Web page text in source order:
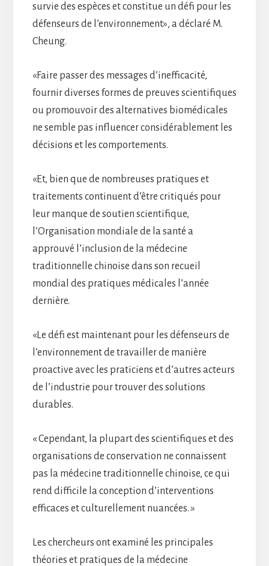
survie des espèces et constitue un défi pour les
défenseurs de l’environnement», a déclaré M.
Cheung.
«Faire passer des messages d’inefficacité,
fournir diverses formes de preuves scientifiques
ou promouvoir des alternatives biomédicales
ne semble pas influencer considérablement les
décisions et les comportements.
«Et, bien que de nombreuses pratiques et
traitements continuent d’être critiqués pour
leur manque de soutien scientifique,
l’Organisation mondiale de la santé a
approuvé l’inclusion de la médecine
traditionnelle chinoise dans son recueil
mondial des pratiques médicales l’année
dernière.
«Le défi est maintenant pour les défenseurs de
l’environnement de travailler de manière
proactive avec les praticiens et d’autres acteurs
de l’industrie pour trouver des solutions
durables.
« Cependant, la plupart des scientifiques et des
organisations de conservation ne connaissent
pas la médecine traditionnelle chinoise, ce qui
rend difficile la conception d’interventions
efficaces et culturellement nuancées. »
Les chercheurs ont examiné les principales
théories et pratiques de la médecine